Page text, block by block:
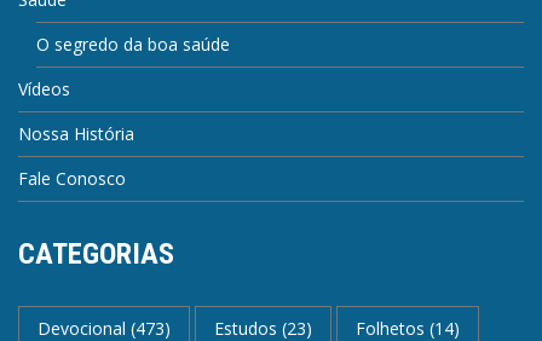
O segredo da boa saúde
Vídeos
Nossa História
Fale Conosco
CATEGORIAS
Devocional (473) Estudos (23) Folhetos (14)